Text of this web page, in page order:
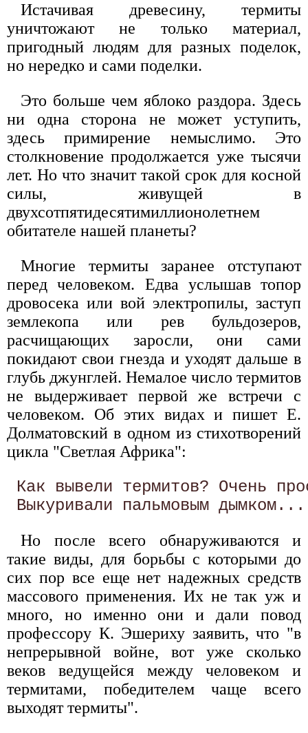
Истачивая древесину, термиты
уничтожают не только материал,
пригодный людям для разных поделок,
но нередко и сами поделки.
Это больше чем яблоко раздора. Здесь
ни одна сторона не может уступить,
здесь примирение немыслимо. Это
столкновение продолжается уже тысячи
лет. Но что значит такой срок для косной
силы, живущей в
двухсотпятидесятимиллионолетнем
обитателе нашей планеты?
Многие термиты заранее отступают
перед человеком. Едва услышав топор
дровосека или вой электропилы, заступ
землекопа или рев бульдозеров,
расчищающих заросли, они сами
покидают свои гнезда и уходят дальше в
глубь джунглей. Немалое число термитов
не выдерживает первой же встречи с
человеком. Об этих видах и пишет Е.
Долматовский в одном из стихотворений
цикла "Светлая Африка":
Как вывели термитов? Очень
Но после всего обнаруживаются и
такие виды, для борьбы с которыми до
сих пор все еще нет надежных средств
массового применения. Их не так уж и
много, но именно они и дали повод
профессору К. Эшериху заявить, что "в
непрерывной войне, вот уже сколько
веков ведущейся между человеком и
термитами, победителем чаще всего
выходят термиты".